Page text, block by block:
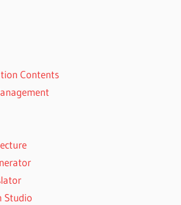
Contents
Studio